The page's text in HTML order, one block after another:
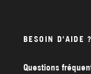
BESOIN D'AIDE ?
Questions